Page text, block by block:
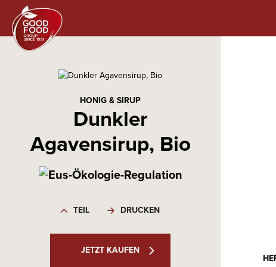
HONIG & SIRUP
Dunkler
Agavensirup, Bio
TEIL DRUCKEN
JETZT KAUFEN